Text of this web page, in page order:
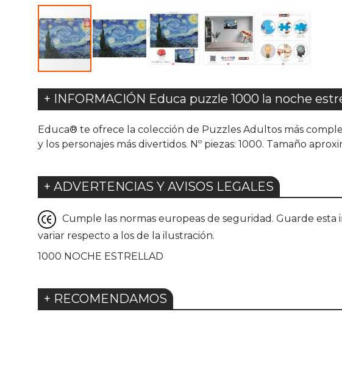
+ INFORMACIÓN Educa puzzle 1000 la noche
Educa® te ofrece la colección de Puzzles Adultos más
y los personajes más divertidos. Nº piezas: 1000. Tamaño
+ ADVERTENCIAS Y AVISOS LEGALES
Cumple las normas europeas de seguridad. Guarde
variar respecto a los de la ilustración.
1000 NOCHE ESTRELLAD
+ RECOMENDAMOS